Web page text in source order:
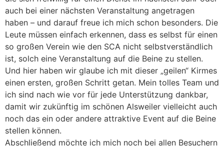
auch bei einer nächsten Veranstaltung angetragen
haben – und darauf freue ich mich schon besonders. Die
Leute müssen einfach erkennen, dass es selbst für einen
so großen Verein wie den SCA nicht selbstverständlich
ist, solch eine Veranstaltung auf die Beine zu stellen.
Und hier haben wir glaube ich mit dieser „geilen“ Kirmes
einen ersten, großen Schritt getan. Mein tolles Team und
ich sind nach wie vor für jede Unterstützung dankbar,
damit wir zukünftig im schönen Alsweiler vielleicht auch
noch das ein oder andere attraktive Event auf die Beine
stellen können.
Abschließend möchte ich mich noch bei allen Besuchern